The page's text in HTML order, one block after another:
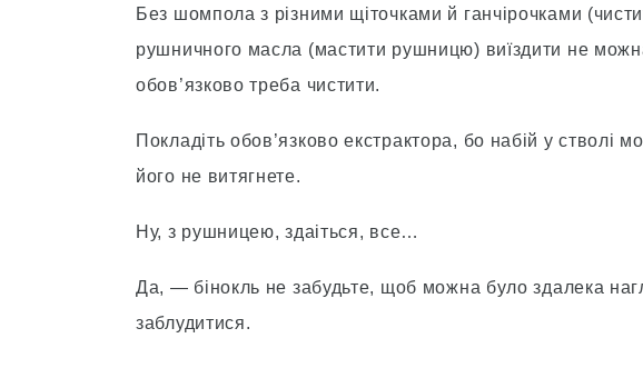
Без шомпола з рiзними щiточками й ганчiрочками
рушничного масла (мастити рушницю) виїздити не
обов’язково треба чистити.
Покладiть обов’язково екстрактора, бо набiй у стволi
його не витягнете.
Ну, з рушницею, здаіться, все…
Да, — бiнокль не забудьте, щоб можна було здалека
заблудитися.